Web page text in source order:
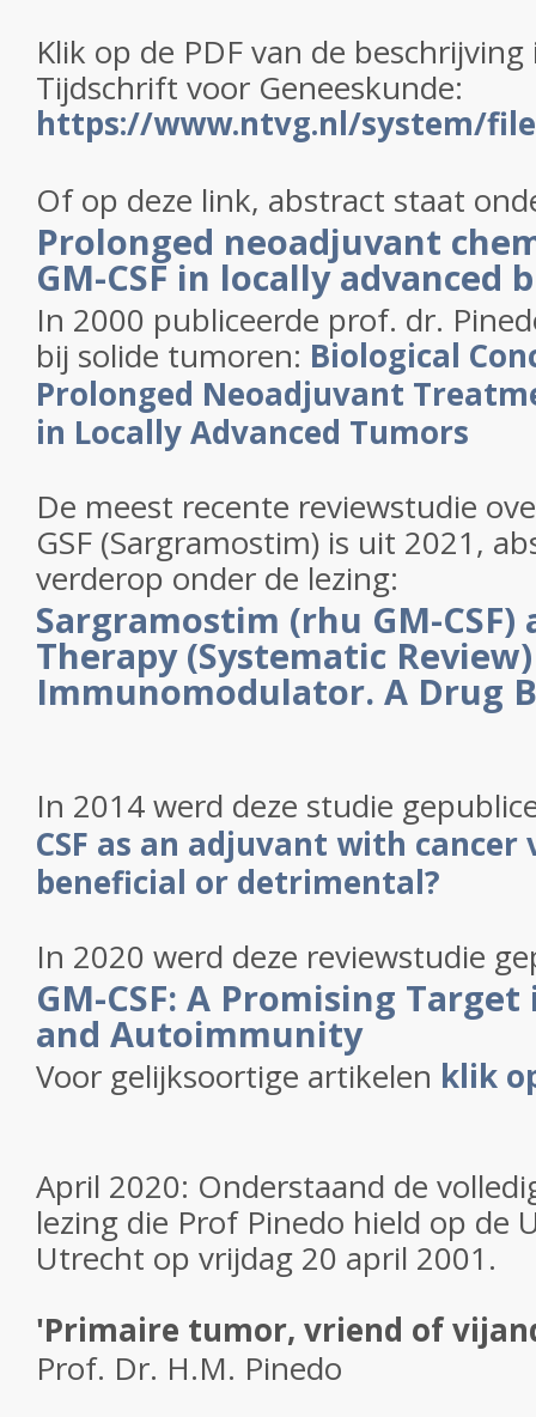
Klik op de PDF van de
Tijdschrift voor Geneeskunde:
https://www.ntvg.nl/system/
Of op deze link, abstract staat
Prolonged neoadjuvant
GM-CSF in locally advanced
In 2000 publiceerde prof. dr.
bij solide tumoren: Biological
Prolonged Neoadjuvant
in Locally Advanced Tumors
De meest recente reviewstudie
GSF (Sargramostim) is uit 2021,
verderop onder de lezing:
Sargramostim (rhu GM-CSF)
Therapy (Systematic
Immunomodulator. A Drug
In 2014 werd deze studie
CSF as an adjuvant with cancer
beneficial or detrimental?
In 2020 werd deze reviewstudie
GM-CSF: A Promising
and Autoimmunity
Voor gelijksoortige artikelen klik
April 2020: Onderstaand de
lezing die Prof Pinedo hield op de
Utrecht op vrijdag 20 april 2001.
'Primaire tumor, vriend of
Prof. Dr. H.M. Pinedo